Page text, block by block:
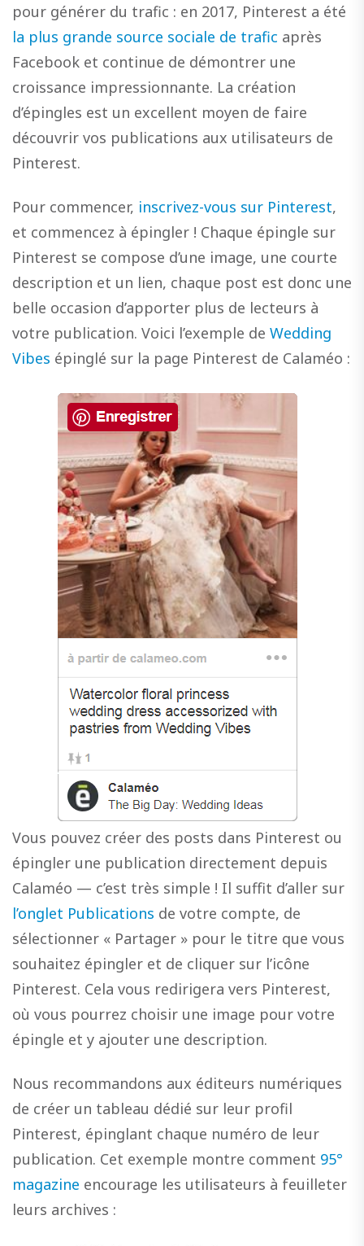
pour générer du trafic : en 2017, Pinterest a été
la plus grande source sociale de trafic après
Facebook et continue de démontrer une
croissance impressionnante. La création
d’épingles est un excellent moyen de faire
découvrir vos publications aux utilisateurs de
Pinterest.
Pour commencer, inscrivez-vous sur Pinterest,
et commencez à épingler ! Chaque épingle sur
Pinterest se compose d’une image, une courte
description et un lien, chaque post est donc une
belle occasion d’apporter plus de lecteurs à
votre publication. Voici l’exemple de Wedding
Vibes épinglé sur la page Pinterest de Calaméo :
Vous pouvez créer des posts dans Pinterest ou
épingler une publication directement depuis
Calaméo — c’est très simple ! Il suffit d’aller sur
l’onglet Publications de votre compte, de
sélectionner « Partager » pour le titre que vous
souhaitez épingler et de cliquer sur l’icône
Pinterest. Cela vous redirigera vers Pinterest,
où vous pourrez choisir une image pour votre
épingle et y ajouter une description.
Nous recommandons aux éditeurs numériques
de créer un tableau dédié sur leur profil
Pinterest, épinglant chaque numéro de leur
publication. Cet exemple montre comment 95°
magazine encourage les utilisateurs à feuilleter
leurs archives :